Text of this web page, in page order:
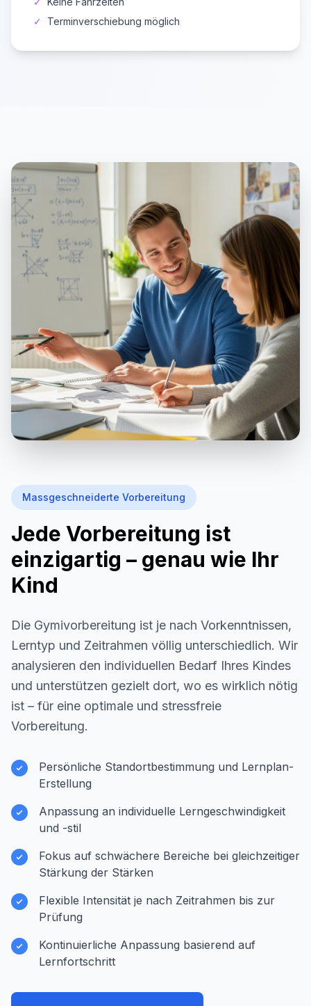
✓
Terminverschiebung möglich
Massgeschneiderte Vorbereitung
Jede Vorbereitung ist
einzigartig – genau wie Ihr
Kind
Die Gymivorbereitung ist je nach Vorkenntnissen,
Lerntyp und Zeitrahmen völlig unterschiedlich. Wir
analysieren den individuellen Bedarf Ihres Kindes
und unterstützen gezielt dort, wo es wirklich nötig
ist – für eine optimale und stressfreie
Vorbereitung.
Persönliche Standortbestimmung und Lernplan-
Erstellung
Anpassung an individuelle Lerngeschwindigkeit
und -stil
Fokus auf schwächere Bereiche bei gleichzeitiger
Stärkung der Stärken
Flexible Intensität je nach Zeitrahmen bis zur
Prüfung
Kontinuierliche Anpassung basierend auf
Lernfortschritt